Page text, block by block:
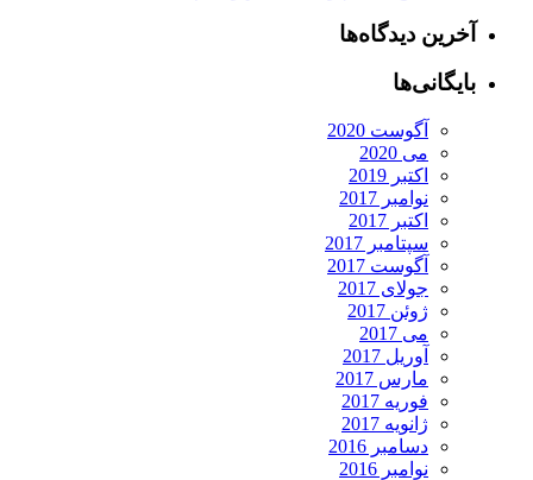
آخرین دیدگاه‌ها
بایگانی‌ها
آگوست 2020
می 2020
اکتبر 2019
نوامبر 2017
اکتبر 2017
سپتامبر 2017
آگوست 2017
جولای 2017
ژوئن 2017
می 2017
آوریل 2017
مارس 2017
فوریه 2017
ژانویه 2017
دسامبر 2016
نوامبر 2016